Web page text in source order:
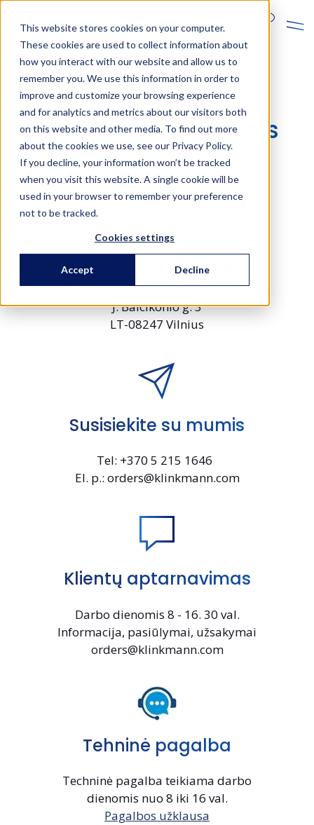
This website stores cookies on your computer.
These cookies are used to collect information about
how you interact with our website and allow us to
remember you. We use this information in order to
improve and customize your browsing experience
and for analytics and metrics about our visitors both
on this website and other media. To find out more
about the cookies we use, see our Privacy Policy.
If you decline, your information won’t be tracked
when you visit this website. A single cookie will be
used in your browser to remember your preference
not to be tracked.
Cookies settings
Accept Decline
Susisiekite su mumis
Klinkmann Lit UAB
J. Balčikonio g. 3
LT-08247 Vilnius
Susisiekite su mumis
Tel: +370 5 215 1646
El. p.: orders@klinkmann.com
Klientų aptarnavimas
Darbo dienomis 8 - 16. 30 val.
Informacija, pasiūlymai, užsakymai
orders@klinkmann.com
Tehninė pagalba
Techninė pagalba teikiama darbo
dienomis nuo 8 iki 16 val.
Pagalbos užklausa